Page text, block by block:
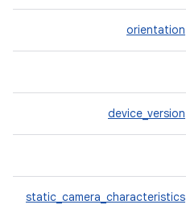
orientation
device_version
static_camera_characteristics